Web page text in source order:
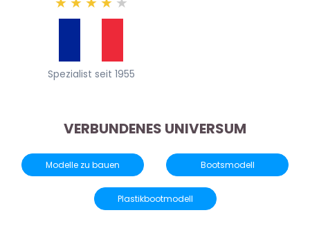
Spezialist seit 1955
VERBUNDENES UNIVERSUM
Modelle zu bauen Bootsmodell
Plastikbootmodell